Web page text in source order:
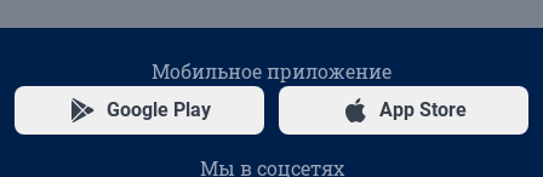
Мобильное приложение
Google Play App Store
Мы в соцсетях